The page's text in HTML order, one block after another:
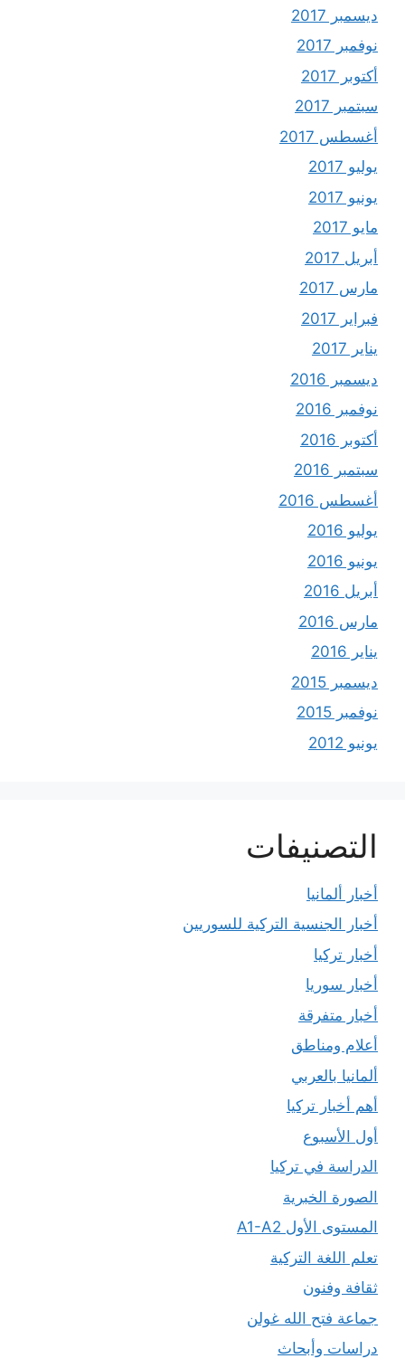
ديسمبر 2017
نوفمبر 2017
أكتوبر 2017
سبتمبر 2017
أغسطس 2017
يوليو 2017
يونيو 2017
مايو 2017
أبريل 2017
مارس 2017
فبراير 2017
يناير 2017
ديسمبر 2016
نوفمبر 2016
أكتوبر 2016
سبتمبر 2016
أغسطس 2016
يوليو 2016
يونيو 2016
أبريل 2016
مارس 2016
يناير 2016
ديسمبر 2015
نوفمبر 2015
يونيو 2012
التصنيفات
أخبار ألمانيا
أخبار الجنسية التركية للسوريين
أخبار تركيا
أخبار سوريا
أخبار متفرقة
أعلام ومناطق
ألمانيا بالعربي
أهم أخبار تركيا
أول الأسبوع
الدراسة في تركيا
الصورة الخبرية
المستوى الأول A1-A2
تعلم اللغة التركية
ثقافة وفنون
جماعة فتح الله غولن
دراسات وأبحاث